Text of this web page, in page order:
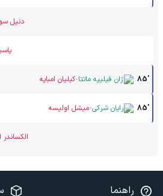
دنیل
85' ژان فیلیپه ماتتا-کیلیان امباپه
85' رایان شرکی-میشل اولیسه
راهنما